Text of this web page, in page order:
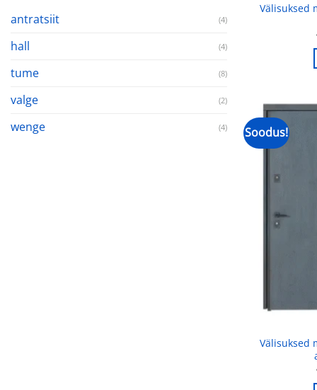
antratsiit (4)
hall (4)
tume (8)
valge (2)
wenge (4)
Välisuksed
Soodus!
Välisuksed